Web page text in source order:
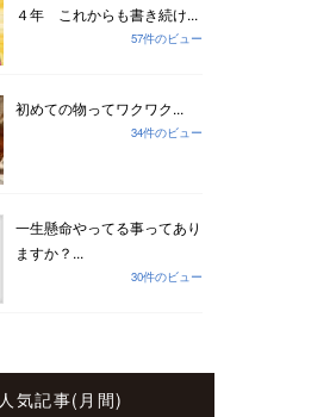
４年 これからも書き続け...
57件のビュー
初めての物ってワクワク...
34件のビュー
一生懸命やってる事ってあり
ますか？...
30件のビュー
人気記事(月間)